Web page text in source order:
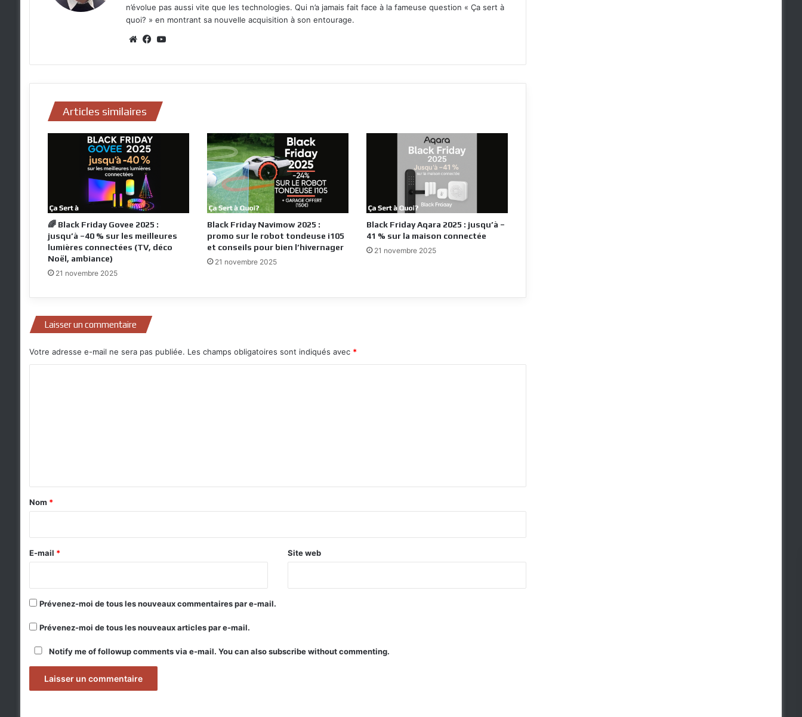
n’évolue pas aussi vite que les technologies. Qui n’a jamais fait face à la fameuse question « Ça sert à
quoi? » en montrant sa nouvelle acquisition à son entourage.
WebsiteFacebook
Articles similaires
🌈 Black Friday Govee 2025 :
jusqu’à –40 % sur les meilleures
lumières connectées (TV, déco
Noël, ambiance)
21 novembre 2025
Black Friday Navimow 2025 :
promo sur le robot tondeuse i105
et conseils pour bien l’hivernager
21 novembre 2025
Black Friday Aqara 2025 : jusqu’à –
41 % sur la maison connectée
21 novembre 2025
Laisser un commentaire
Votre adresse e-mail ne sera pas publiée. Les champs obligatoires sont indiqués avec *
a
e
Nom *
E-mail * Site web
Prévenez-moi de tous les nouveaux commentaires par e-mail.
Prévenez-moi de tous les nouveaux articles par e-mail.
Notify me of followup comments via e-mail. You can alsosubscribewithout commenting.